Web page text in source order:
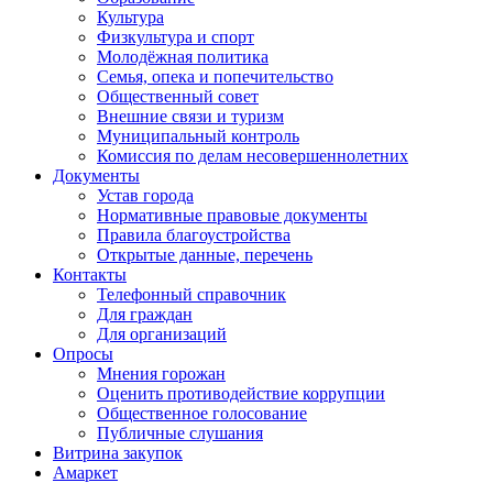
Культура
Физкультура и спорт
Молодёжная политика
Семья, опека и попечительство
Общественный совет
Внешние связи и туризм
Муниципальный контроль
Комиссия по делам несовершеннолетних
Документы
Устав города
Нормативные правовые документы
Правила благоустройства
Открытые данные, перечень
Контакты
Телефонный справочник
Для граждан
Для организаций
Опросы
Мнения горожан
Оценить противодействие коррупции
Общественное голосование
Публичные слушания
Витрина закупок
Амаркет